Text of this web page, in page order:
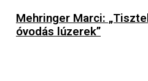
Mehringer Marci:
óvodás lúzerek”